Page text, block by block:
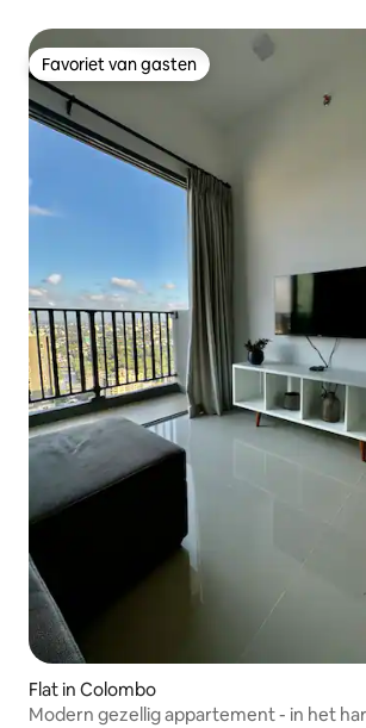
Favoriet van gasten
Favoriet van gasten
Flat in Colombo
Modern gezellig appartement - in het